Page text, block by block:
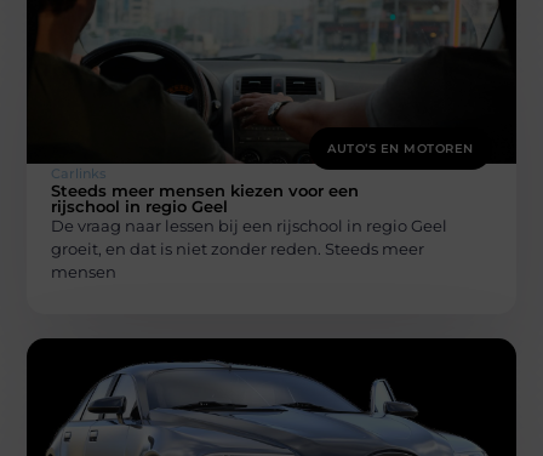
AUTO’S EN MOTOREN
Carlinks
Steeds meer mensen kiezen voor een
rijschool in regio Geel
De vraag naar lessen bij een rijschool in regio Geel
groeit, en dat is niet zonder reden. Steeds meer
mensen